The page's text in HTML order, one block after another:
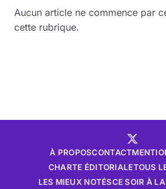
Sciences & Tech
Aucun article ne commence par
cette rubrique.
À PROPOSCONTACT
CHARTE ÉDITORIALETOUS
LES MIEUX NOTÉSCE SOIR À